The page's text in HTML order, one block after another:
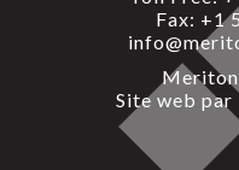
Fax: +1
Site web par